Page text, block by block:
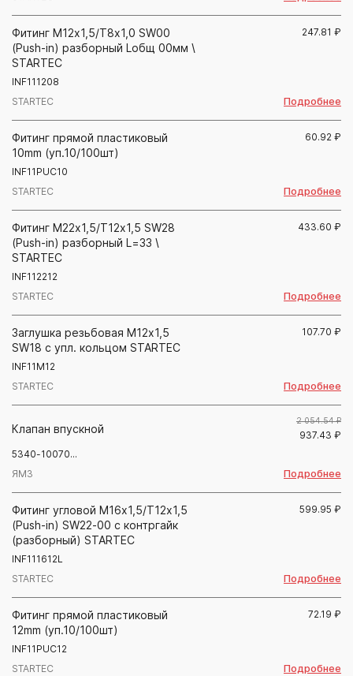
Фитинг М12х1,5/Т8х1,0 SW00
(Push-in) разборный Lобщ 00мм \
STARTEC
INF111208
STARTEC
247.81 ₽
Подробнее
Фитинг прямой пластиковый
10mm (уп.10/100шт)
INF11PUC10
STARTEC
60.92 ₽
Подробнее
Фитинг М22х1,5/Т12х1,5 SW28
(Push-in) разборный L=33 \
STARTEC
INF112212
STARTEC
433.60 ₽
Подробнее
Заглушка резьбовая М12х1,5
SW18 с упл. кольцом STARTEC
INF11M12
STARTEC
107.70 ₽
Подробнее
Клапан впускной
5340-10070...
ЯМЗ
2 054.54 ₽
937.43 ₽
Подробнее
Фитинг угловой М16х1,5/Т12х1,5
(Push-in) SW22-00 с контргайк
(разборный) STARTEC
INF111612L
STARTEC
599.95 ₽
Подробнее
Фитинг прямой пластиковый
12mm (уп.10/100шт)
INF11PUC12
STARTEC
72.19 ₽
Подробнее